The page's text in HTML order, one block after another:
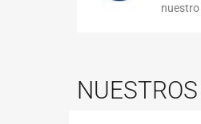
NUESTROS